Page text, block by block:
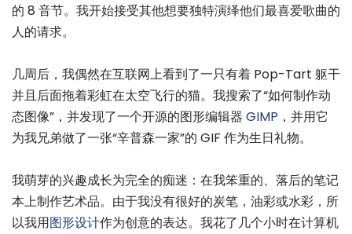
的 8 音节。我开始接受其他想要独特演绎他们最喜爱歌曲的
人的请求。
几周后，我偶然在互联网上看到了一只有着 Pop-Tart 躯干
并且后面拖着彩虹在太空飞行的猫。我搜索了“如何制作动
态图像”，并发现了一个开源的图形编辑器 GIMP ，并用它
为我兄弟做了一张“辛普森一家”的 GIF 作为生日礼物。
我萌芽的兴趣成长为完全的痴迷：在我笨重的、落后的笔记
本上制作艺术品。由于我没有很好的炭笔，油彩或水彩，所
以我用图形设计作为创意的表达。我花了几个小时在计算机